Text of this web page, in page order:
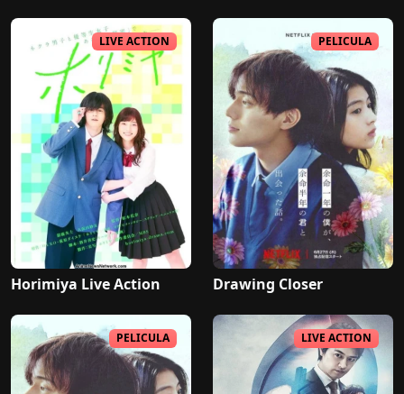
LIVE ACTION
Horimiya Live Action
PELICULA
Drawing Closer
PELICULA LIVE ACTION